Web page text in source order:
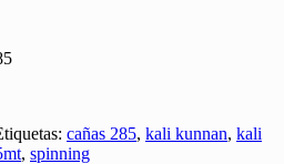
cañas 285, kali kunnan, kali
, spinning